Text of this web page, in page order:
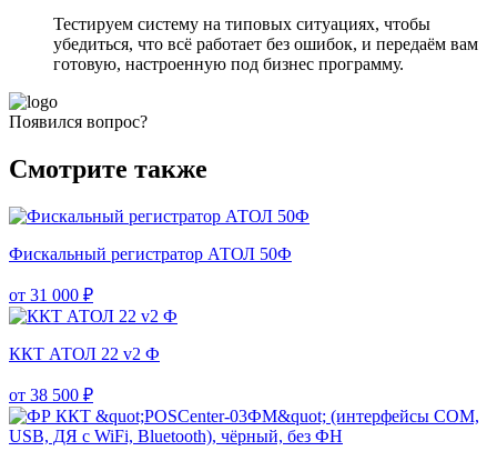
Тестируем систему на типовых ситуациях, чтобы
убедиться, что всё работает без ошибок, и передаём вам
готовую, настроенную под бизнес программу.
Появился вопрос?
Смотрите также
Фискальный регистратор АТОЛ 50Ф
от 31 000 ₽
ККТ АТОЛ 22 v2 Ф
от 38 500 ₽